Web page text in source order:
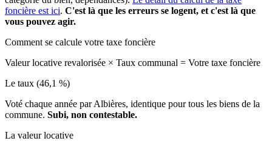
foncière est ici. C'est là que les erreurs se logent, et c'est là que
vous pouvez agir.
Comment se calcule votre taxe foncière
Valeur locative revalorisée × Taux communal = Votre taxe foncière
Le taux (46,1 %)
Voté chaque année par Albières, identique pour tous les biens de la
commune. Subi, non contestable.
La valeur locative